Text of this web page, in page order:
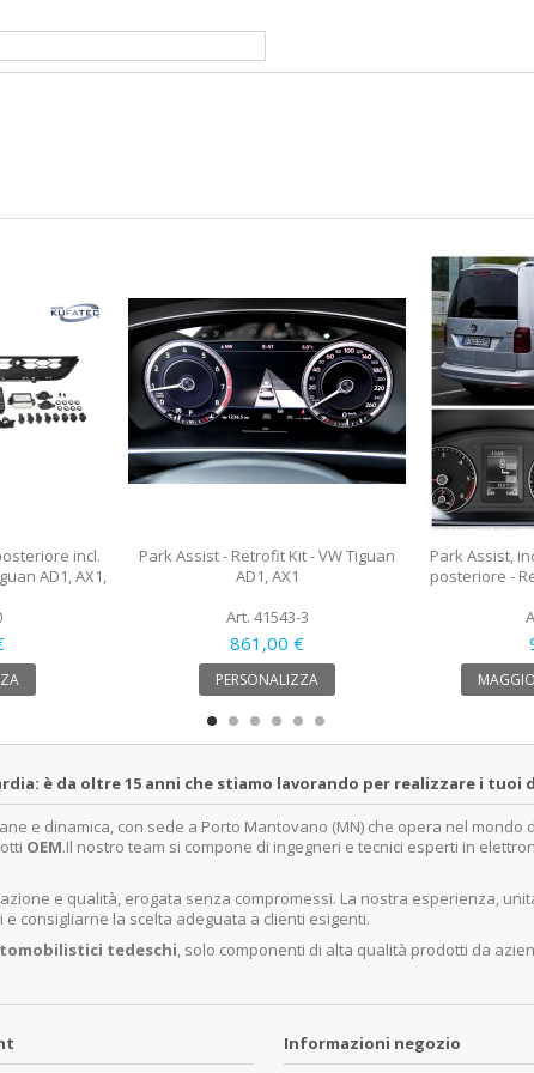
incl.
AD1, AX1,
Park Assist - Retrofit Kit - VW Tiguan
AD1, AX1
Art. 41543-3
861,00 €
PERSONALIZZA
Park Assist,
posteriore -
è da oltre 15 anni che stiamo lavorando per realizzare i tuoi
e dinamica, con sede a Porto Mantovano (MN) che opera nel mondo
OEM.Il nostro team si compone di ingegneri e tecnici esperti in
e qualità, erogata senza compromessi. La nostra esperienza,
e consigliarne la scelta adeguata a clienti esigenti.
tedeschi, solo componenti di alta qualità prodotti da
Informazioni negozio